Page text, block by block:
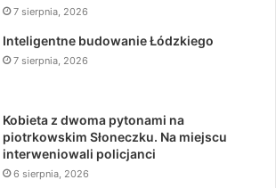
7 sierpnia, 2026
Inteligentne budowanie Łódzkiego
7 sierpnia, 2026
Kobieta z dwoma pytonami na
piotrkowskim Słoneczku. Na miejscu
interweniowali policjanci
6 sierpnia, 2026